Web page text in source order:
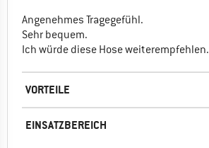
Angenehmes Tragegefühl.
Sehr bequem.
Ich würde diese Hose weiterempfehlen.
VORTEILE
EINSATZBEREICH